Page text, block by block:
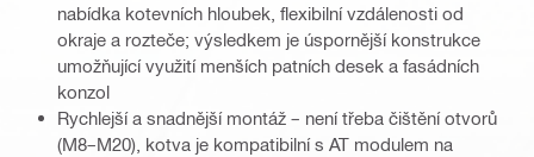
nabídka kotevních hloubek, flexibilní vzdálenosti od
okraje a rozteče; výsledkem je úspornější konstrukce
umožňující využití menších patních desek a fasádních
konzol
Rychlejší a snadnější montáž – není třeba čištění otvorů
(M8–M20), kotva je kompatibilní s AT modulem na